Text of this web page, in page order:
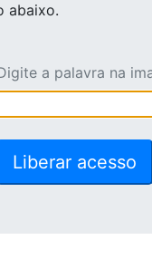
abaixo.
a palavra na